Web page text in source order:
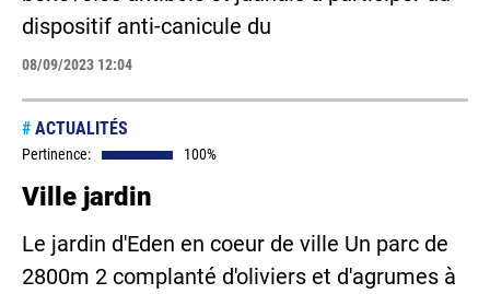
dispositif anti-canicule du
08/09/2023 12:04
# ACTUALITÉS
Pertinence: 100%
Ville jardin
Le jardin d'Eden en coeur de ville Un parc de
2800m 2 complanté d'oliviers et d'agrumes à